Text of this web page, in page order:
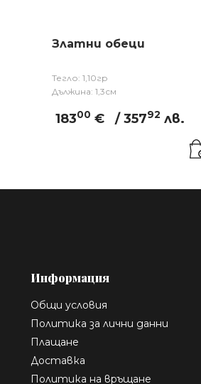
Златни обеци
Тегло: 1,10гр
Дължина: 1,3см
18300 € / 35792 лв.
Информация
Общи условия
Политика за лични данни
Плащане
Доставка
Политика на връщане